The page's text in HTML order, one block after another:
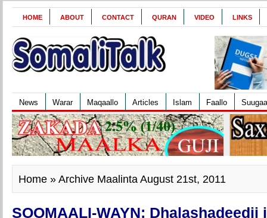
HOME ABOUT CONTACT QURAN VIDEO LINKS
News Warar Maqaallo Articles Islam Faallo
Home » Archive Maalinta August 21st, 2011
SOOMAALI-WAYN: Dhalashadeedii